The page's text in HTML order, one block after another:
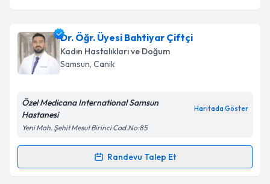
Dr. Öğr. Üyesi Bahtiyar Çiftçi
Kadın Hastalıkları ve Doğum
Samsun, Canik
Özel Medicana International Samsun
Hastanesi
Haritada Göster
Yeni Mah. Şehit Mesut Birinci Cad.No:85
Randevu Talep Et
Randevu Takvimi Talebi